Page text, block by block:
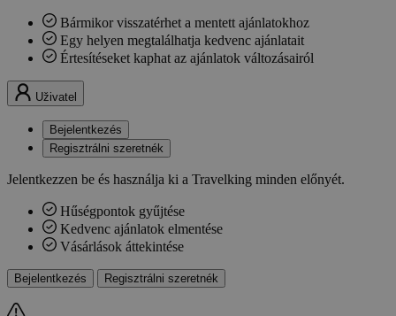
Bármikor visszatérhet a mentett ajánlatokhoz
Egy helyen megtalálhatja kedvenc ajánlatait
Értesítéseket kaphat az ajánlatok változásairól
Uživatel
Bejelentkezés
Regisztrálni szeretnék
Jelentkezzen be és használja ki a Travelking minden előnyét.
Hűségpontok gyűjtése
Kedvenc ajánlatok elmentése
Vásárlások áttekintése
Bejelentkezés Regisztrálni szeretnék